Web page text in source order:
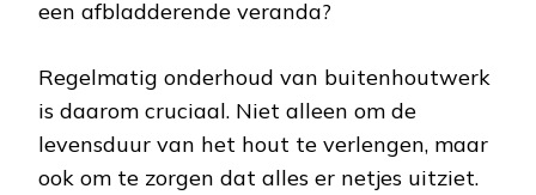
een afbladderende veranda?
Regelmatig onderhoud van buitenhoutwerk
is daarom cruciaal. Niet alleen om de
levensduur van het hout te verlengen, maar
ook om te zorgen dat alles er netjes uitziet.